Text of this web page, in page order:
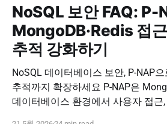
Native Security
NoSQL 보안 FAQ: P-
MongoDB·Redis 접
추적 강화하기
NoSQL 데이터베이스 보안, P-NAP
추적까지 확장하세요 P-NAP은 MongoDB, Redis 등 NoSQL
데이터베이스 환경에서 사용자 접근,